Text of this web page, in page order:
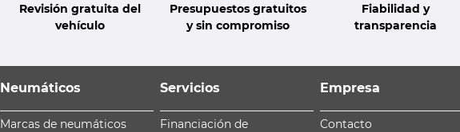
Revisión gratuita del
vehículo
Presupuestos gratuitos
y sin compromiso
Fiabilidad y
transparencia
Neumáticos
Marcas de neumáticos
Servicios
Financiación de
Empresa
Contacto